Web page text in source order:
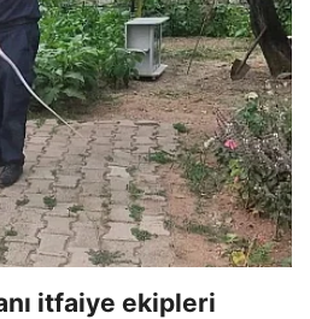
itfaiye ekipleri